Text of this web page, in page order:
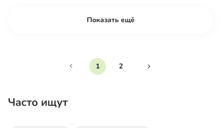
Показать ещё
1 2
Часто ищут